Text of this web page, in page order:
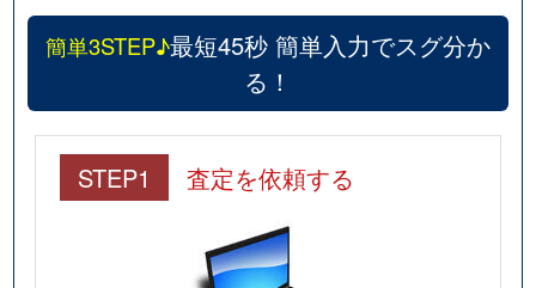
簡単3STEP♪最短45秒 簡単入力でスグ分か
る！
STEP1 査定を依頼する